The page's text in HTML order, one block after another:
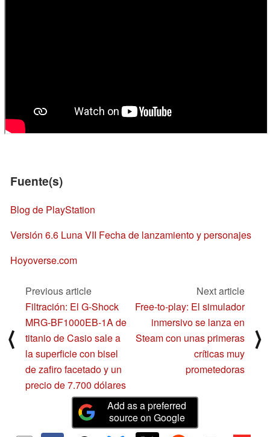
Fuente(s)
Blog de PlayStation
Versión 6.6 Luna VII Fecha de lanzamiento y personajes
Hoyoverse.com
⟨
Previous article
Filtración: El G-Shock
MRG-BF1000EB-1A de
titanio de Casio sale a
la superficie con bisel
de zafiro facetado y un
precio de 7.700 dólares
Next article
Free-to-play: El simulador
inmersivo se lanza en
Steam con unas primeras
críticas muy
prometedoras
⟩
Add as a preferred
source on Google